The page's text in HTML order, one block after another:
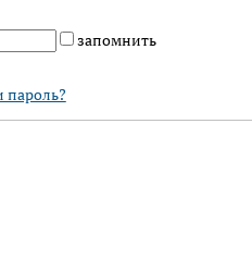
запомнить
пароль?